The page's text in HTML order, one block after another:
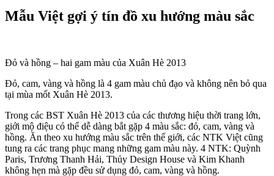
Mẫu Việt gợi ý tín đồ xu hướng màu sắc
Đỏ và hồng – hai gam màu của Xuân Hè 2013
Đỏ, cam, vàng và hồng là 4 gam màu chủ đạo và không nên bỏ qua
tại mùa mốt Xuân Hè 2013.
Trong các BST Xuân Hè 2013 của các thương hiệu thời trang lớn,
giới mộ điệu có thể dễ dàng bắt gặp 4 màu sắc: đỏ, cam, vàng và
hồng. Ăn theo xu hướng màu sắc trên thế giới, các NTK Việt cũng
tung ra các trang phục mang những gam màu này. 4 NTK: Quỳnh
Paris, Trương Thanh Hải, Thủy Design House và Kim Khanh
không hẹn mà gặp đều sử dụng đỏ, cam, vàng và hồng.